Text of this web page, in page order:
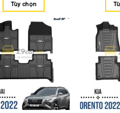
Tùy chọn
Thêm
vào
yêu
thích